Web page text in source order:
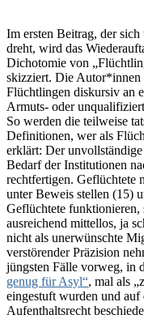
Im ersten Beitrag, der
dreht, wird das
Dichotomie von
skizziert. Die Autor*innen
Flüchtlingen diskursiv an
Armuts- oder
So werden die teilweise
Definitionen, wer als
erklärt: Der
Bedarf der Institutionen
rechtfertigen. Geflüchtete
unter Beweis stellen (15)
Geflüchtete funktionieren,
ausreichend mittellos, ja
nicht als unerwünschte
verstörender Präzision
jüngsten Fälle vorweg, in
genug für Asyl“, mal als
eingestuft wurden und auf
Aufenthaltsrecht